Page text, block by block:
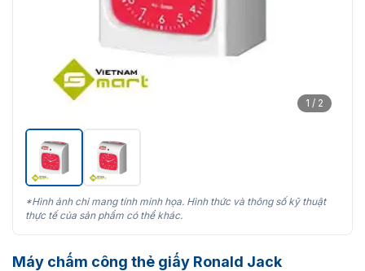
1 / 2
*Hình ảnh chỉ mang tính minh họa. Hình thức và thông số kỹ thuật
thực tế của sản phẩm có thể khác.
Máy chấm công thẻ giấy Ronald Jack